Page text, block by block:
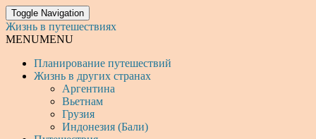
Toggle Navigation
Жизнь в путешествиях
MENUMENU
Планирование путешествий
Жизнь в других странах
Аргентина
Вьетнам
Грузия
Индонезия (Бали)